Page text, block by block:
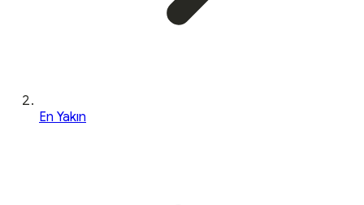
En Yakın